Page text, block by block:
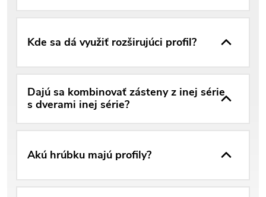
Kde sa dá využiť rozširujúci profil?
Dajú sa kombinovať zásteny z inej série
s dverami inej série?
Akú hrúbku majú profily?